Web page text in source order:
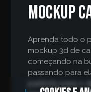
Mockup
Aprenda todo o
mockup 3d de
começando na
passando para
partindo para o